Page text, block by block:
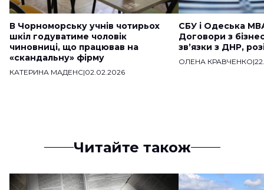
В Чорноморську учнів чотирьох
шкіл годуватиме чоловік
чиновниці, що працював на
«скандальну» фірму
КАТЕРИНА МАДЕНС|02.02.2026
СБУ і Одеська
Договори з
звʼязки з ДНР,
ОЛЕНА КРАВЧЕНКО|
Читайте також